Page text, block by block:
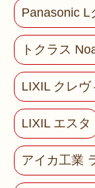
Panasonic L
トクラス
LIXIL クレヴ
LIXIL エスタ
アイカ工業